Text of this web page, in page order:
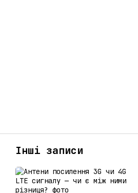
Інші записи